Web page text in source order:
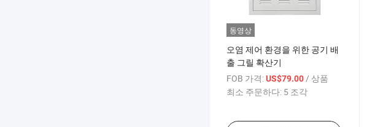
동영상
오염 제어 환경을 위한 공기 배
출 그릴 확산기
FOB 가격:US$79.00/ 상품
최소 주문하다: 5 조각